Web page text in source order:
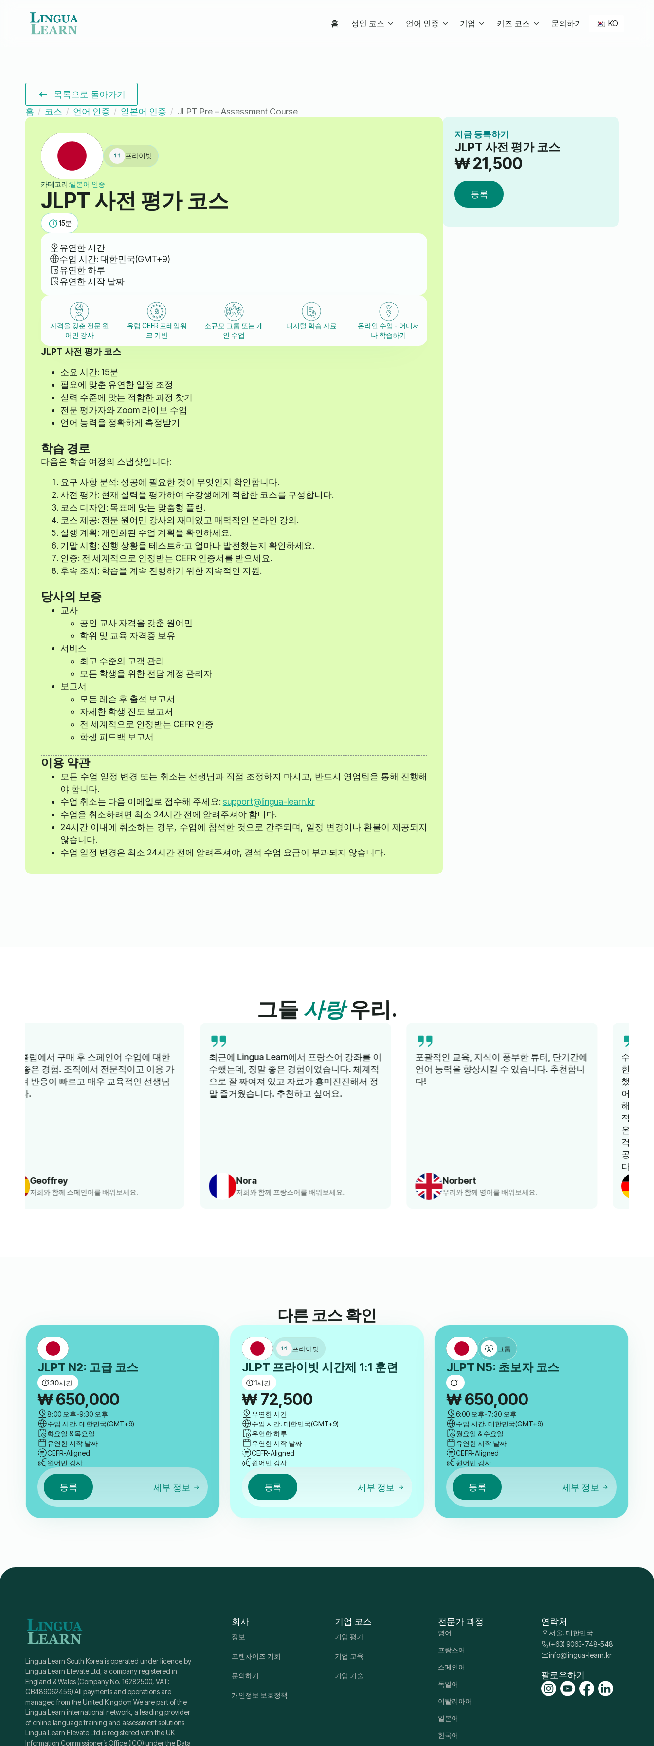
홈 성인 코스 언어 인증 기업 키즈 코스 문의하기 KO
목록으로 돌아가기
홈
코스 언어 인증 일본어 인증 JLPT Pre – Assessment Course
프라이빗
카테고리:일본어 인증
JLPT 사전 평가 코스
15분
유연한 시간
수업 시간: 대한민국(GMT+9)
유연한 하루
유연한 시작 날짜
자격을 갖춘 전문 원
어민 강사
유럽 CEFR 프레임워
크 기반
소규모 그룹 또는 개
인 수업
디지털 학습 자료
온라인 수업 - 어디서
나 학습하기
JLPT 사전 평가 코스
소요 시간: 15분
필요에 맞춘 유연한 일정 조정
실력 수준에 맞는 적합한 과정 찾기
전문 평가자와 Zoom 라이브 수업
언어 능력을 정확하게 측정받기
학습 경로
다음은 학습 여정의 스냅샷입니다:
요구 사항 분석: 성공에 필요한 것이 무엇인지 확인합니다.
사전 평가: 현재 실력을 평가하여 수강생에게 적합한 코스를 구성합니다.
코스 디자인: 목표에 맞는 맞춤형 플랜.
코스 제공: 전문 원어민 강사의 재미있고 매력적인 온라인 강의.
실행 계획: 개인화된 수업 계획을 확인하세요.
기말 시험: 진행 상황을 테스트하고 얼마나 발전했는지 확인하세요.
인증: 전 세계적으로 인정받는 CEFR 인증서를 받으세요.
후속 조치: 학습을 계속 진행하기 위한 지속적인 지원.
당사의 보증
교사
공인 교사 자격을 갖춘 원어민
학위 및 교육 자격증 보유
서비스
최고 수준의 고객 관리
모든 학생을 위한 전담 계정 관리자
보고서
모든 레슨 후 출석 보고서
자세한 학생 진도 보고서
전 세계적으로 인정받는 CEFR 인증
학생 피드백 보고서
이용 약관
모든 수업 일정 변경 또는 취소는 선생님과 직접 조정하지 마시고, 반드시 영업팀을 통해 진행해
야 합니다.
수업 취소는 다음 이메일로 접수해 주세요: support@lingua-learn.kr
수업을 취소하려면 최소 24시간 전에 알려주셔야 합니다.
24시간 이내에 취소하는 경우, 수업에 참석한 것으로 간주되며, 일정 변경이나 환불이 제공되지
않습니다.
수업 일정 변경은 최소 24시간 전에 알려주셔야, 결석 수업 요금이 부과되지 않습니다.
지금 등록하기
JLPT 사전 평가 코스
₩21,500
등록
그들 사랑우리.
Nora
저희와 함께 프랑스어를 배워보세요.
최근에 Lingua Learn에서 프랑스어 강좌를 이
수했는데, 정말 좋은 경험이었습니다. 체계적
으로 잘 짜여져 있고 자료가 흥미진진해서 정
우리와 함께 영어를 배워보세요.
포괄적인 교육, 지식이 풍부한 튜터, 단기간에
언어 능력을 향상시킬 수 있습니다. 추천합니
다!
카울라 아우스지
어린이 독일어 수업 학부모
수년 동안 저는 아이들을 위한 훌륭하고 저렴
한 독일어 수업을 찾기 위해 노력했지만 실패
다른 코스 확인
JLPT N2: 고급 코스
30시간
₩650,000
8:00 오후-9:30 오후
수업 시간: 대한민국(GMT+9)
화요일 & 목요일
유연한 시작 날짜
CEFR-Aligned
원어민 강사
등록 세부 정보
프라이빗
JLPT 프라이빗 시간제 1:1 훈련
1시간
₩72,500
유연한 시간
수업 시간: 대한민국(GMT+9)
유연한 하루
유연한 시작 날짜
CEFR-Aligned
원어민 강사
등록 세부 정보
그룹
JLPT N5: 초보자 코스
₩650,000
6:00 오후-7:30 오후
수업 시간: 대한민국(GMT+9)
월요일 & 수요일
유연한 시작 날짜
CEFR-Aligned
원어민 강사
등록 세부 정보
Lingua Learn South Korea is operated under licence by
Lingua Learn Elevate Ltd, a company registered in
England & Wales (Company No. 16282500, VAT:
GB489062456) All payments and operations are
managed from the United Kingdom We are part of the
Lingua Learn international network, a leading provider
of online language training and assessment solutions
Lingua Learn Elevate Ltd is registered with the UK
Information Commissioner’s Office (ICO) under the Data
회사
정보
프랜차이즈 기회
문의하기
개인정보 보호정책
기업 코스
기업 평가
기업 교육
기업 기술
전문가 과정
영어
프랑스어
스페인어
독일어
이탈리아어
일본어
한국어
연락처
서울, 대한민국
(+63) 9063-748-548
info@lingua-learn.kr
팔로우하기